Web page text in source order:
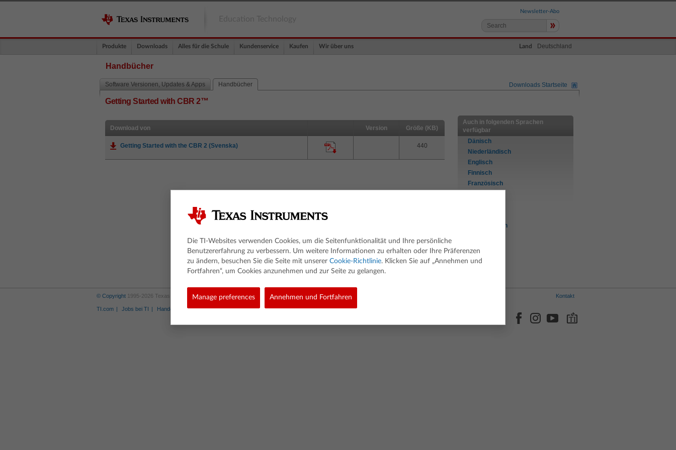
Newsletter-Abo
»
Produkte Downloads Alles für die Schule Kundenservice Kaufen Wir über uns Land Deutschland
Handbücher
Software Versionen, Updates & Apps Handbücher Downloads Startseite
Getting Started with CBR 2™
Download von Version Größe (KB)
Getting Started with the CBR 2 (Svenska) 440
Auch in folgenden Sprachen
verfügbar
Dänisch
Niederländisch
Englisch
Finnisch
Französisch
Portugiesisch
© Copyright 1995-2026 Texas Instruments Incorporated. Alle Rechte vorbehalten.
TI.com Jobs bei TI Handelsmarke Privacy Policy Link Policy Richtlinie Für Softwaredaten Cookie Policy
Kontakt
Die TI-Websites verwenden Cookies, um die Seitenfunktionalität und Ihre persönliche
Benutzererfahrung zu verbessern. Um weitere Informationen zu erhalten oder Ihre Präferenzen
zu ändern, besuchen Sie die Seite mit unserer Cookie-Richtlinie. Klicken Sie auf „Annehmen und
Fortfahren“, um Cookies anzunehmen und zur Seite zu gelangen.
Manage preferences Annehmen und Fortfahren